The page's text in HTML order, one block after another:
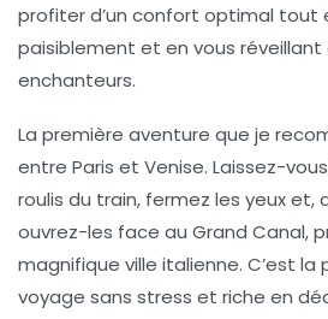
profiter d’un confort optimal tout
paisiblement et en vous réveillant
enchanteurs.
La première aventure que je
entre Paris et Venise. Laissez-
roulis du train, fermez les yeux et,
ouvrez-les face au Grand Canal,
magnifique ville italienne. C’est la
voyage sans stress et riche en